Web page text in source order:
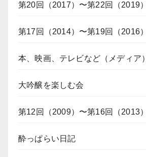
第20回（2017）〜第22回（2019）
第17回（2014）〜第19回（2016）
本、映画、テレビなど（メディア）
大吟醸を楽しむ会
第12回（2009）〜第16回（2013）
酔っぱらい日記